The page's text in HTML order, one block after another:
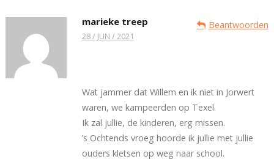
marieke treep
28 / JUN / 2021
Beantwoorden
Wat jammer dat Willem en ik niet in Jorwert
waren, we kampeerden op Texel.
Ik zal jullie, de kinderen, erg missen.
’s Ochtends vroeg hoorde ik jullie met jullie
ouders kletsen op weg naar school.